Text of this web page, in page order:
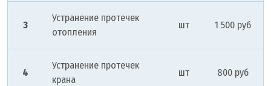
3
Устранение протечек
отопления
шт 1 500 руб
4
Устранение протечек
крана
шт 800 руб